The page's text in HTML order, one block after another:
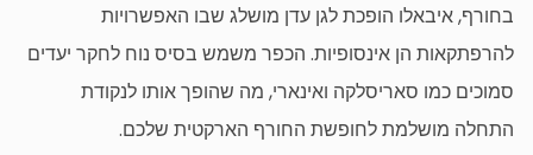
בחורף, איבאלו הופכת לגן עדן מושלג שבו האפשרויות
להרפתקאות הן אינסופיות. הכפר משמש בסיס נוח לחקר יעדים
סמוכים כמו סאריסלקה ואינארי, מה שהופך אותו לנקודת
התחלה מושלמת לחופשת החורף הארקטית שלכם.